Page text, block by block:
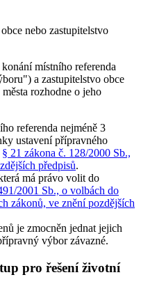
nebo zastupitelstvo
místního referenda
a zastupitelstvo obce
rozhodne o jeho
referenda nejméně 3
ustavení přípravného
§ 21 zákona č. 128/2000 Sb.,
předpisů.
má právo volit do
2001 Sb., o volbách do
zákonů, ve znění pozdějších
je zmocněn jednat jejich
výbor závazné.
pro řešení životní